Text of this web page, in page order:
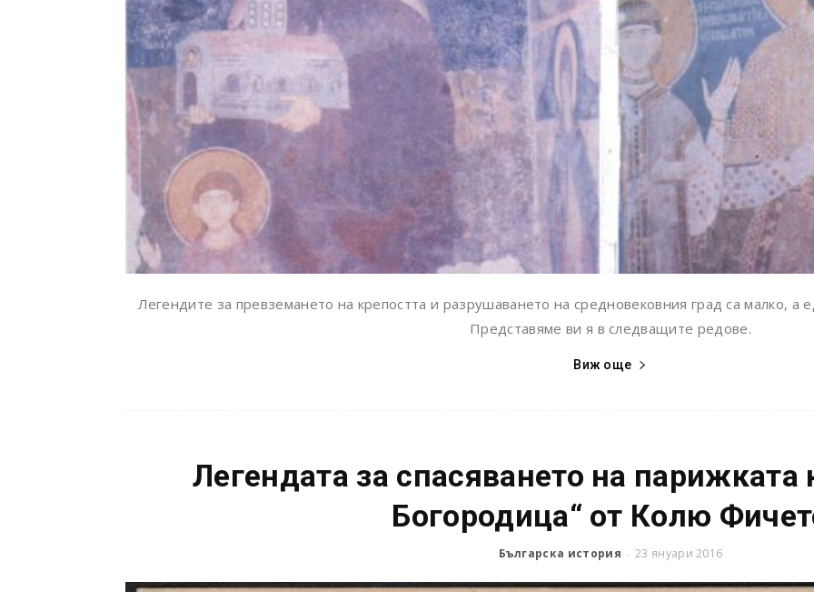
Легендите за превземането на крепостта и разрушаването на средновековния град са малко, а
Представяме ви я в следващите редове.
Виж още
Легендата за спасяването на парижката
Богородица“ от Колю
Българска история - 23 януари 2016